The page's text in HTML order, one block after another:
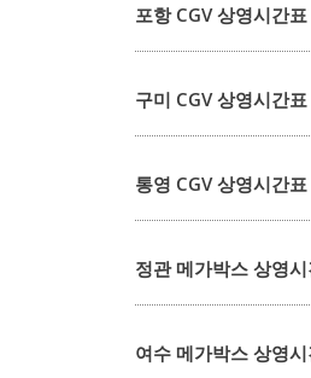
포항 CGV 상영시간
구미 CGV 상영시간
통영 CGV 상영시간
정관 메가박스 상영
여수 메가박스 상영